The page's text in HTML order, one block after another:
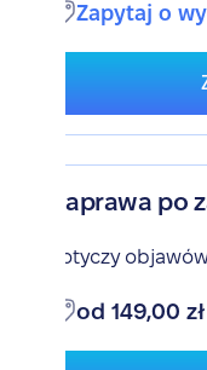
Zapytaj o
Naprawa po
Dotyczy
od 149,00 zł